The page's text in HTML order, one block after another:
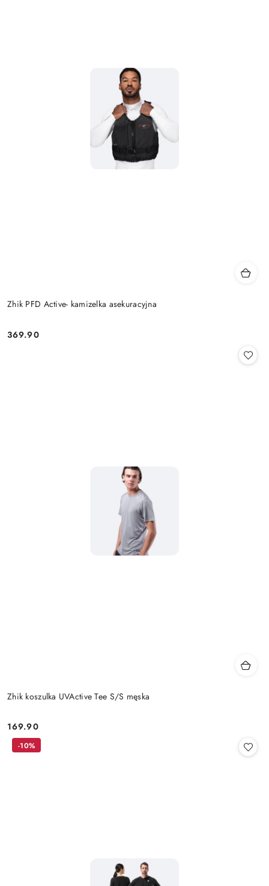
Zhik PFD Active- kamizelka asekuracyjna
Cena:
369.90
Zhik koszulka UVActive Tee S/S męska
Cena:
169.90
-10%